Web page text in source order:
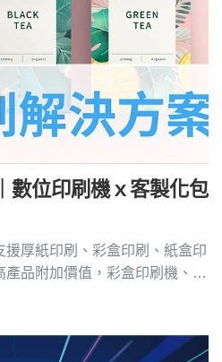
數位印刷機ｘ客製化包
厚紙印刷、彩盒印刷、紙盒印
品附加價值，彩盒印刷機、數